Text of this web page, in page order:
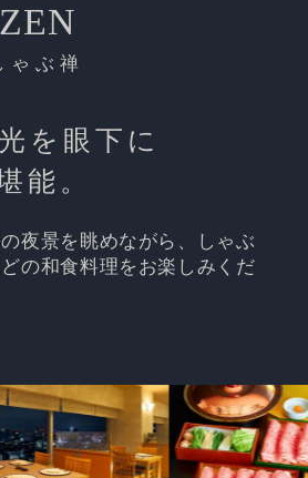
ぶ禅
を眼下に
能。
夜景を眺めながら、しゃぶ
の和食料理をお楽しみくだ